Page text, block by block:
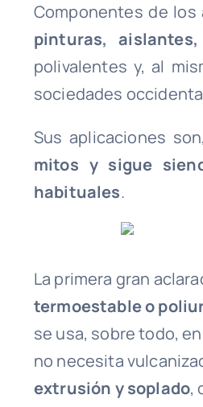
Componentes de los
pinturas, aislantes,
polivalentes y, al
sociedades
Sus aplicaciones
mitos y sigue
habituales.
La primera gran
termoestable o
se usa, sobre todo,
no necesita
extrusión y soplado,